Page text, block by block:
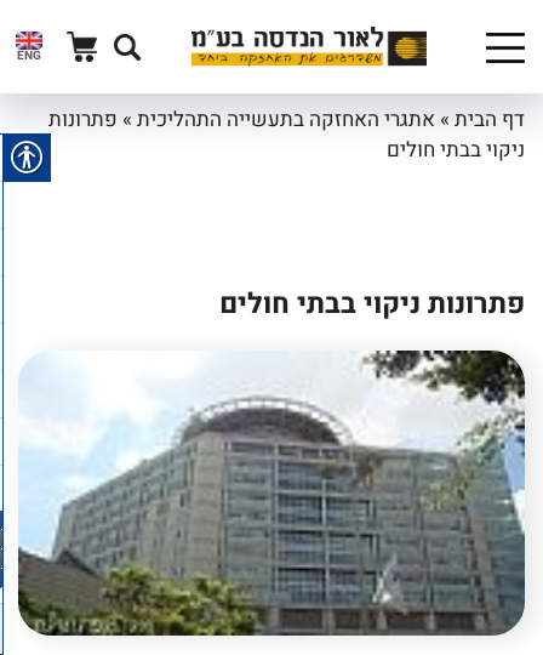
ENG
דף הבית » אתגרי האחזקה בתעשייה התהליכית » פתרונות
ניקוי בבתי חולים
פתרונות ניקוי בבתי חולים